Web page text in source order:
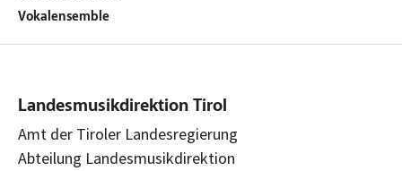
Vokalensemble
Landesmusikdirektion Tirol
Amt der Tiroler Landesregierung
Abteilung Landesmusikdirektion